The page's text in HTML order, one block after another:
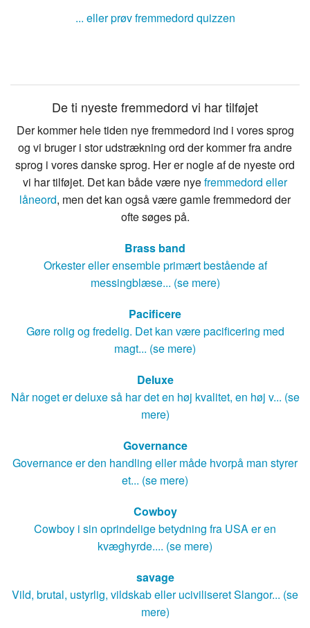
... eller prøv fremmedord quizzen
De ti nyeste fremmedord vi har tilføjet
Der kommer hele tiden nye fremmedord ind i vores sprog
og vi bruger i stor udstrækning ord der kommer fra andre
sprog i vores danske sprog. Her er nogle af de nyeste ord
vi har tilføjet. Det kan både være nyefremmedord eller
låneord, men det kan også være gamle fremmedord der
ofte søges på.
Brass band
Orkester eller ensemble primært bestående af
messingblæse... (se mere)
Pacificere
Gøre rolig og fredelig. Det kan være pacificering med
magt... (se mere)
Deluxe
Når noget er deluxe så har det en høj kvalitet, en høj v... (se
mere)
Governance
Governance er den handling eller måde hvorpå man styrer
et... (se mere)
Cowboy
Cowboy i sin oprindelige betydning fra USA er en
kvæghyrde.... (se mere)
savage
Vild, brutal, ustyrlig, vildskab eller uciviliseret Slangor... (se
mere)